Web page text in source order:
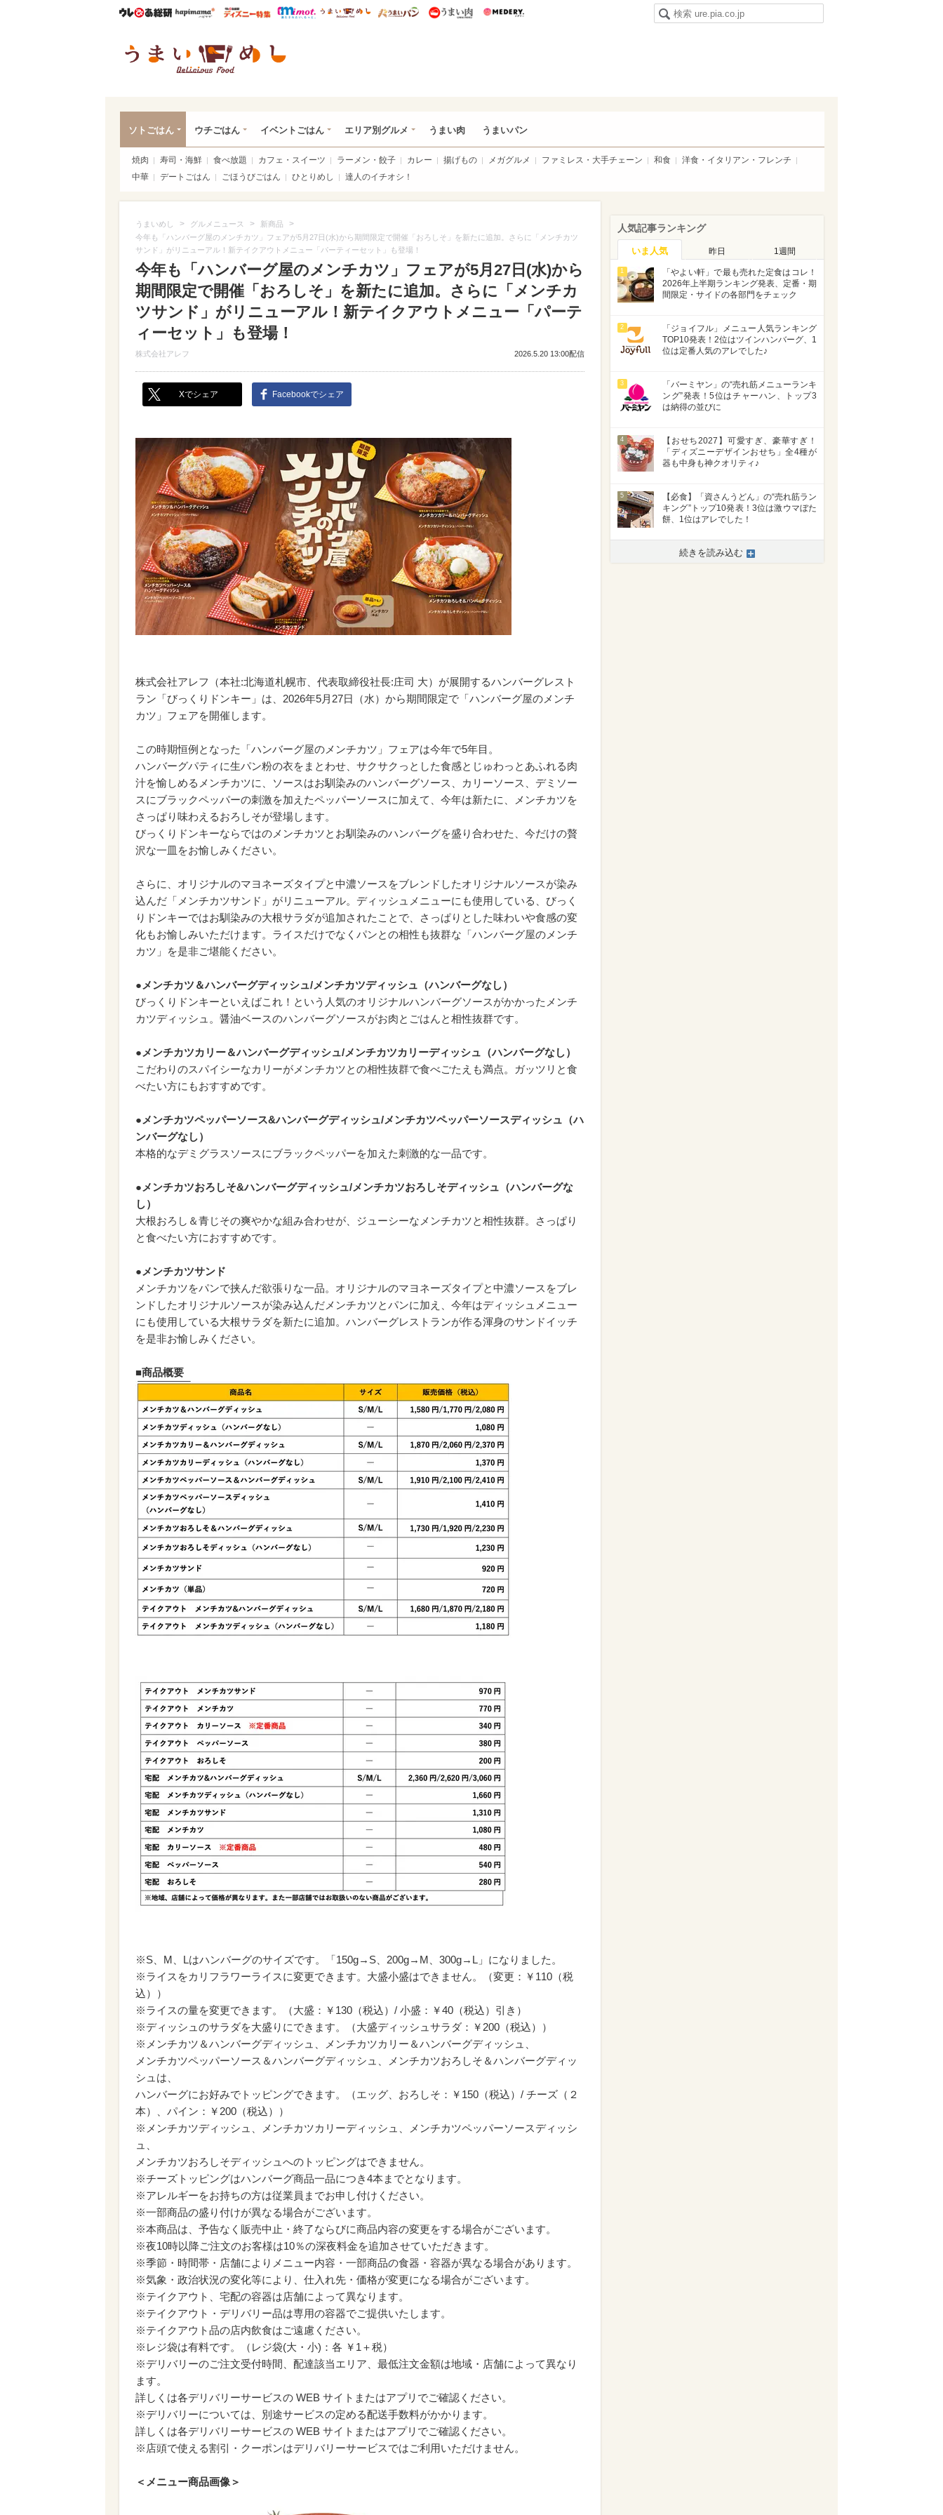
ウレぴあ総研ハピママ* ウレぴあ総研 ディズニー特集
mimot. うまいめし うまいパン うまい肉
ソトごはん ウチごはん イベントごはん エリア別グルメ うまい肉 うまいパン
焼肉 寿司・海鮮 食べ放題 カフェ・スイーツ ラーメン・餃子 カレー 揚げもの メガグルメ ファミレス・大手チェーン 和食
洋食・イタリアン・フレンチ
中華
デートごはん ごほうびごはん ひとりめし 達人のイチオシ！
うまいめし > グルメニュース > 新商品 >
今年も「ハンバーグ屋のメンチカツ」フェアが5月27日(水)から期間限定で開催「おろしそ」を新たに追加。さらに「メンチカツ
サンド」がリニューアル！新テイクアウトメニュー「パーティーセット」も登場！
今年も「ハンバーグ屋のメンチカツ」フェアが5月27日(水)から
期間限定で開催「おろしそ」を新たに追加。さらに「メンチカ
ツサンド」がリニューアル！新テイクアウトメニュー「パーテ
ィーセット」も登場！
株式会社アレフ 2026.5.20 13:00配信
Xでシェア Facebookでシェア
株式会社アレフ（本社:北海道札幌市、代表取締役社長:庄司 大）が展開するハンバーグレスト
ラン「びっくりドンキー」は、2026年5月27日（水）から期間限定で「ハンバーグ屋のメンチ
カツ」フェアを開催します。
この時期恒例となった「ハンバーグ屋のメンチカツ」フェアは今年で5年目。
ハンバーグパティに生パン粉の衣をまとわせ、サクサクっとした食感とじゅわっとあふれる肉
汁を愉しめるメンチカツに、ソースはお馴染みのハンバーグソース、カリーソース、デミソー
スにブラックペッパーの刺激を加えたペッパーソースに加えて、今年は新たに、メンチカツを
さっぱり味わえるおろしそが登場します。
びっくりドンキーならではのメンチカツとお馴染みのハンバーグを盛り合わせた、今だけの贅
沢な一皿をお愉しみください。
さらに、オリジナルのマヨネーズタイプと中濃ソースをブレンドしたオリジナルソースが染み
込んだ「メンチカツサンド」がリニューアル。ディッシュメニューにも使用している、びっく
りドンキーではお馴染みの大根サラダが追加されたことで、さっぱりとした味わいや食感の変
化もお愉しみいただけます。ライスだけでなくパンとの相性も抜群な「ハンバーグ屋のメンチ
カツ」を是非ご堪能ください。
●メンチカツ＆ハンバーグディッシュ/メンチカツディッシュ（ハンバーグなし）
びっくりドンキーといえばこれ！という人気のオリジナルハンバーグソースがかかったメンチ
カツディッシュ。醤油ベースのハンバーグソースがお肉とごはんと相性抜群です。
●メンチカツカリー＆ハンバーグディッシュ/メンチカツカリーディッシュ（ハンバーグなし）
こだわりのスパイシーなカリーがメンチカツとの相性抜群で食べごたえも満点。ガッツリと食
べたい方にもおすすめです。
●メンチカツペッパーソース&ハンバーグディッシュ/メンチカツペッパーソースディッシュ（ハ
ンバーグなし）
本格的なデミグラスソースにブラックペッパーを加えた刺激的な一品です。
●メンチカツおろしそ&ハンバーグディッシュ/メンチカツおろしそディッシュ（ハンバーグな
し）
大根おろし＆青じその爽やかな組み合わせが、ジューシーなメンチカツと相性抜群。さっぱり
と食べたい方におすすめです。
●メンチカツサンド
メンチカツをパンで挟んだ欲張りな一品。オリジナルのマヨネーズタイプと中濃ソースをブレ
ンドしたオリジナルソースが染み込んだメンチカツとパンに加え、今年はディッシュメニュー
にも使用している大根サラダを新たに追加。ハンバーグレストランが作る渾身のサンドイッチ
を是非お愉しみください。
■商品概要
※S、M、Lはハンバーグのサイズです。「150g→S、200g→M、300g→L」になりました。
※ライスをカリフラワーライスに変更できます。大盛小盛はできません。（変更：￥110（税
込））
※ライスの量を変更できます。（大盛：￥130（税込）/ 小盛：￥40（税込）引き）
※ディッシュのサラダを大盛りにできます。（大盛ディッシュサラダ：￥200（税込））
※メンチカツ＆ハンバーグディッシュ、メンチカツカリー＆ハンバーグディッシュ、
メンチカツペッパーソース＆ハンバーグディッシュ、メンチカツおろしそ＆ハンバーグディッ
シュは、
ハンバーグにお好みでトッピングできます。（エッグ、おろしそ：￥150（税込）/ チーズ（２
本）、パイン：￥200（税込））
※メンチカツディッシュ、メンチカツカリーディッシュ、メンチカツペッパーソースディッシ
ュ、
メンチカツおろしそディッシュへのトッピングはできません。
※チーズトッピングはハンバーグ商品一品につき4本までとなります。
※アレルギーをお持ちの方は従業員までお申し付けください。
※一部商品の盛り付けが異なる場合がございます。
※本商品は、予告なく販売中止・終了ならびに商品内容の変更をする場合がございます。
※夜10時以降ご注文のお客様は10％の深夜料金を追加させていただきます。
※季節・時間帯・店舗によりメニュー内容・一部商品の食器・容器が異なる場合があります。
※気象・政治状況の変化等により、仕入れ先・価格が変更になる場合がございます。
※テイクアウト、宅配の容器は店舗によって異なります。
※テイクアウト・デリバリー品は専用の容器でご提供いたします。
※テイクアウト品の店内飲食はご遠慮ください。
※レジ袋は有料です。（レジ袋(大・小)：各 ￥1＋税）
※デリバリーのご注文受付時間、配達該当エリア、最低注文金額は地域・店舗によって異なり
ます。
詳しくは各デリバリーサービスの WEB サイトまたはアプリでご確認ください。
※デリバリーについては、別途サービスの定める配送手数料がかかります。
詳しくは各デリバリーサービスの WEB サイトまたはアプリでご確認ください。
※店頭で使える割引・クーポンはデリバリーサービスではご利用いただけません。
＜メニュー商品画像＞
人気記事ランキング
いま人気 昨日 1週間
1
「やよい軒」で最も売れた定食はコレ！
2026年上半期ランキング発表、定番・期
間限定・サイドの各部門をチェック
2
「ジョイフル」メニュー人気ランキング
TOP10発表！2位はツインハンバーグ、1
位は定番人気のアレでした♪
3
「バーミヤン」の“売れ筋メニューランキ
ング”発表！5位はチャーハン、トップ3
は納得の並びに
4
【おせち2027】可愛すぎ、豪華すぎ！
「ディズニーデザインおせち」全4種が
器も中身も神クオリティ♪
5
【必食】「資さんうどん」の“売れ筋ラン
キング”トップ10発表！3位は激ウマぼた
餅、1位はアレでした！
続きを読み込む